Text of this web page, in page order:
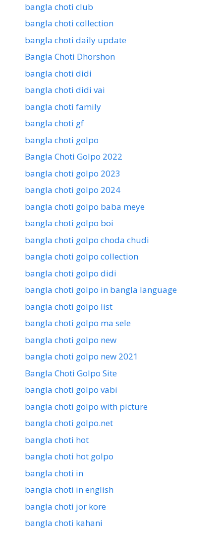
bangla choti club
bangla choti collection
bangla choti daily update
Bangla Choti Dhorshon
bangla choti didi
bangla choti didi vai
bangla choti family
bangla choti gf
bangla choti golpo
Bangla Choti Golpo 2022
bangla choti golpo 2023
bangla choti golpo 2024
bangla choti golpo baba meye
bangla choti golpo boi
bangla choti golpo choda chudi
bangla choti golpo collection
bangla choti golpo didi
bangla choti golpo in bangla language
bangla choti golpo list
bangla choti golpo ma sele
bangla choti golpo new
bangla choti golpo new 2021
Bangla Choti Golpo Site
bangla choti golpo vabi
bangla choti golpo with picture
bangla choti golpo.net
bangla choti hot
bangla choti hot golpo
bangla choti in
bangla choti in english
bangla choti jor kore
bangla choti kahani